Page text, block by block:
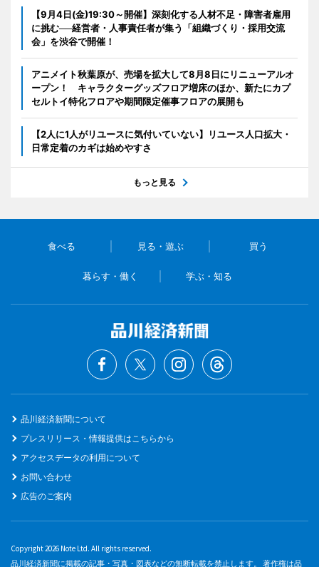
【9月4日(金)19:30～開催】深刻化する人材不足・障害者雇用
に挑む──経営者・人事責任者が集う「組織づくり・採用交流
会」を渋谷で開催！
アニメイト秋葉原が、売場を拡大して8月8日にリニューアルオ
ープン！ キャラクターグッズフロア増床のほか、新たにカプ
セルトイ特化フロアや期間限定催事フロアの展開も
【2人に1人がリユースに気付いていない】リユース人口拡大・
日常定着のカギは始めやすさ
もっと見る
食べる 見る・遊ぶ 買う
暮らす・働く 学ぶ・知る
品川経済新聞について
プレスリリース・情報提供はこちらから
アクセスデータの利用について
お問い合わせ
広告のご案内
Copyright 2026 Note Ltd. All rights reserved.
品川経済新聞に掲載の記事・写真・図表などの無断転載を禁止します。 著作権は品